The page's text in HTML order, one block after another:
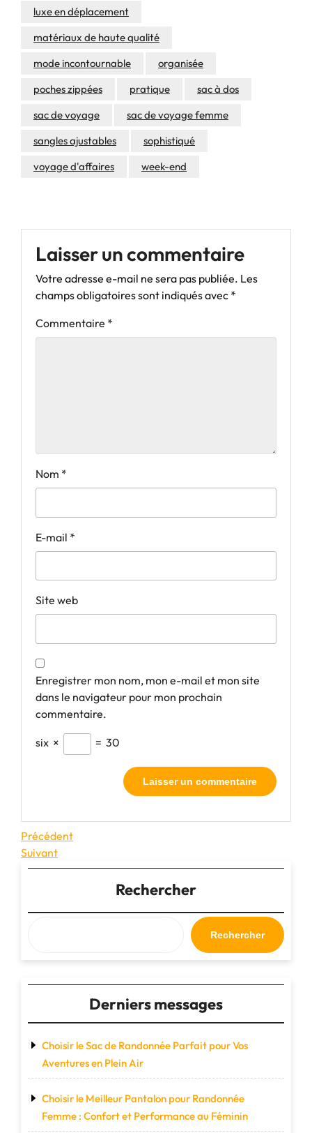
luxe en déplacement
matériaux de haute qualité
mode incontournable
organisée
poches zippées
pratique
sac à dos
sac de voyage
sac de voyage femme
sangles ajustables
sophistiqué
voyage d'affaires
week-end
Laisser un commentaire
Votre adresse e-mail ne sera pas publiée. Les
champs obligatoires sont indiqués avec *
Commentaire *
Nom *
E-mail *
Site web
Enregistrer mon nom, mon e-mail et mon site
dans le navigateur pour mon prochain
commentaire.
six × = 30
Navigation
de
Article
précédent
Précédent
Article
suivant
Suivant
Rechercher
Rechercher
Derniers messages
Choisir le Sac de Randonnée Parfait pour Vos
Aventures en Plein Air
Choisir le Meilleur Pantalon pour Randonnée
Femme : Confort et Performance au Féminin